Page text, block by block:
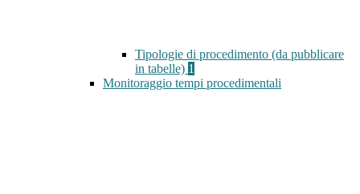
Tipologie di procedimento (da pubblicare
in tabelle) 1
Monitoraggio tempi procedimentali